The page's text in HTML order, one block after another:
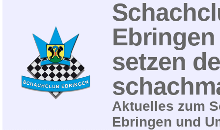
setzen
Aktuelles zum
Ebringen und